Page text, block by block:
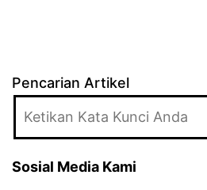
Pencarian Artikel
Sosial Media Kami